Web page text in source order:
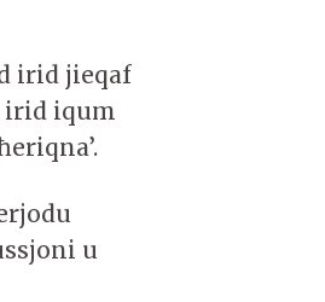
irid jieqaf
irid iqum
u